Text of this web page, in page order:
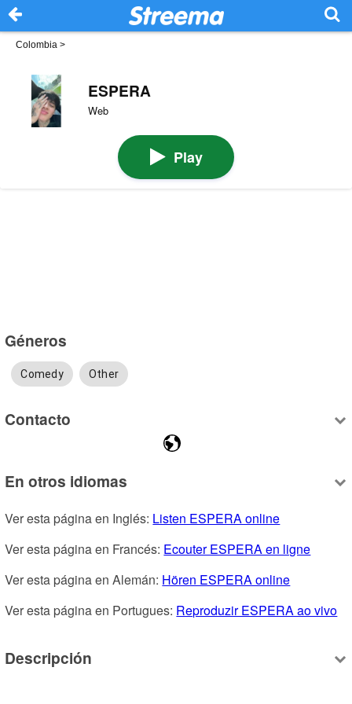
Colombia >
ESPERA
Web
Play
Géneros
Comedy Other
Contacto
En otros idiomas
Ver esta página en Inglés: Listen ESPERA online
Ver esta página en Francés: Ecouter ESPERA en ligne
Ver esta página en Alemán: Hören ESPERA online
Ver esta página en Portugues: Reproduzir ESPERA ao vivo
Descripción